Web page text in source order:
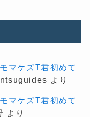
マケズT君初めて
より
マケズT君初めて
より